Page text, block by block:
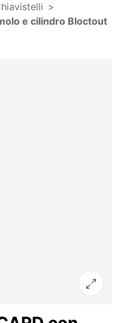
e cilindro Bloctout